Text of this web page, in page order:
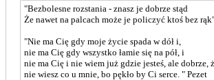
"Bezbolesne rozstania - znasz je dobrze stąd
Że nawet na palcach może je policzyć ktoś bez
"Nie ma Cię gdy moje życie spada w dół i,
nie ma Cię gdy wszystko łamie się na pół, i
nie ma Cię i nie wiem już gdzie jesteś, ale dobrze,
nie wiesz co u mnie, bo pękło by Ci serce. " Pezet